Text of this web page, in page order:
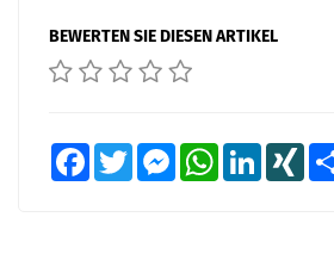
BEWERTEN SIE DIESEN ARTIKEL
FacebookTwitter MessengerWhatsAppLinkedInXING